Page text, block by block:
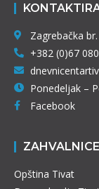
Zagrebačka
+382 (0)67
Ponedeljak –
Facebook
Opština Tivat